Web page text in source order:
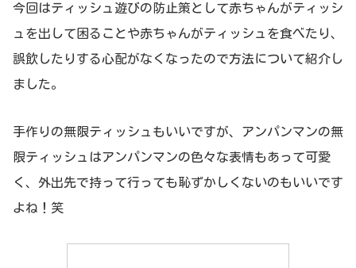
今回はティッシュ遊びの防止策として赤ちゃんがティッシ
ュを出して困ることや赤ちゃんがティッシュを食べたり、
誤飲したりする心配がなくなったので方法について紹介し
ました。
手作りの無限ティッシュもいいですが、アンパンマンの無
限ティッシュはアンパンマンの色々な表情もあって可愛
く、外出先で持って行っても恥ずかしくないのもいいです
よね！笑